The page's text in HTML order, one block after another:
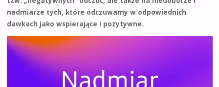
nadmiarze tych, które odczuwamy w odpowiednich
dawkach jako wspierające i pozytywne.